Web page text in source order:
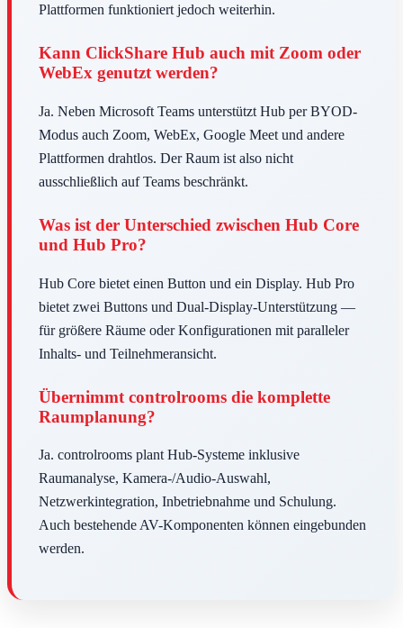
Plattformen funktioniert jedoch weiterhin.
Kann ClickShare Hub auch mit Zoom oder
WebEx genutzt werden?
Ja. Neben Microsoft Teams unterstützt Hub per BYOD-
Modus auch Zoom, WebEx, Google Meet und andere
Plattformen drahtlos. Der Raum ist also nicht
ausschließlich auf Teams beschränkt.
Was ist der Unterschied zwischen Hub Core
und Hub Pro?
Hub Core bietet einen Button und ein Display. Hub Pro
bietet zwei Buttons und Dual-Display-Unterstützung —
für größere Räume oder Konfigurationen mit paralleler
Inhalts- und Teilnehmeransicht.
Übernimmt controlrooms die komplette
Raumplanung?
Ja. controlrooms plant Hub-Systeme inklusive
Raumanalyse, Kamera-/Audio-Auswahl,
Netzwerkintegration, Inbetriebnahme und Schulung.
Auch bestehende AV-Komponenten können eingebunden
werden.